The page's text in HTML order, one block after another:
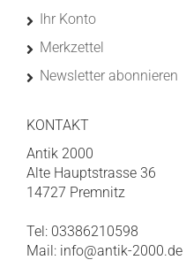
Ihr Konto
Merkzettel
Newsletter abonnieren
KONTAKT
Antik 2000
Alte Hauptstrasse 36
14727 Premnitz
Tel: 03386210598
Mail: info@antik-2000.de